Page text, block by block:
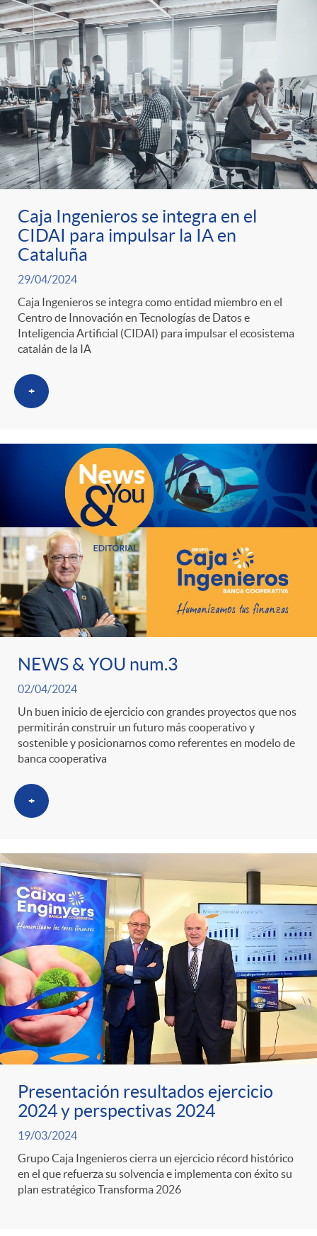
o
r
i
a
s
Caja Ingenieros se integra en el
CIDAI para impulsar la IA en
Cataluña
29/04/2024
Caja Ingenieros se integra como entidad miembro en el
Centro de Innovación en Tecnologías de Datos e
Inteligencia Artificial (CIDAI) para impulsar el ecosistema
catalán de la IA
+
NEWS & YOU num.3
02/04/2024
Un buen inicio de ejercicio con grandes proyectos que nos
permitirán construir un futuro más cooperativo y
sostenible y posicionarnos como referentes en modelo de
banca cooperativa
+
Presentación resultados ejercicio
2024 y perspectivas 2024
19/03/2024
Grupo Caja Ingenieros cierra un ejercicio récord histórico
en el que refuerza su solvencia e implementa con éxito su
plan estratégico Transforma 2026